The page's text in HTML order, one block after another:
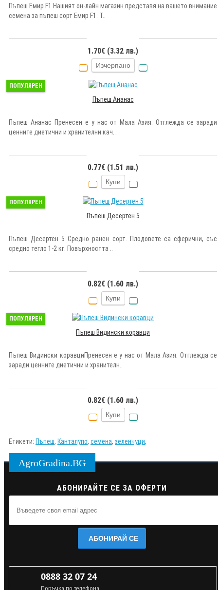
Пъпеш Емир F1 Нашият он-лайн магазин представя на вашето внимание
семена за пъпеш сорт Емир F1. Т..
1.70€ (3.32 лв.)
Изчерпано
ПОПУЛЯРЕН
Пъпеш Ананас
Пъпеш Ананас Пренесен е у нас от Мала Азия. Отглежда се заради
ценните диетични и хранителни кач..
0.77€ (1.51 лв.)
Купи
ПОПУЛЯРЕН
Пъпеш Десертен 5
Пъпеш Десертен 5 Средно ранен сорт. Плодовете са сферични, със
средно тегло 1-2 кг. Повърхността ..
0.82€ (1.60 лв.)
Купи
ПОПУЛЯРЕН
Пъпеш Видински коравци
Пъпеш Видински коравциПренесен е у нас от Мала Азия. Отглежда се
заради ценните диетични и хранителн..
0.82€ (1.60 лв.)
Купи
Етикети: Пъпеш, Канталупо, семена, зеленчуци,
AgroGradina.BG
АБОНИРАЙТЕ СЕ ЗА ОФЕРТИ
АБОНИРАЙ СЕ
0888 32 07 24
Поръчка по телефона